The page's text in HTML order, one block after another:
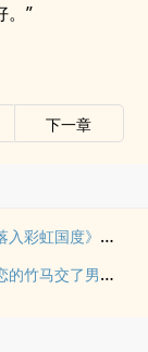
。”
下一章
《落入彩虹国度》穿越+西幻+言情
暗恋的竹马交了男朋友（bg，弯掰直，1v2）